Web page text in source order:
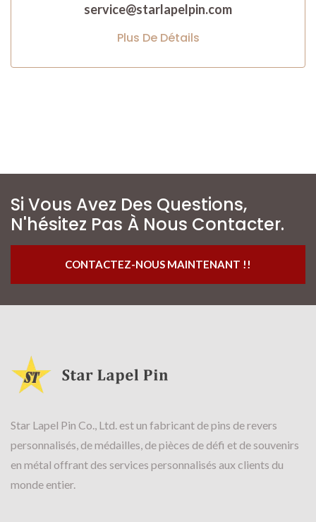
service@starlapelpin.com
Plus De Détails
Si Vous Avez Des Questions,
N'hésitez Pas À Nous Contacter.
CONTACTEZ-NOUS MAINTENANT !!
Star Lapel Pin Co., Ltd. est un fabricant de pins de revers
personnalisés, de médailles, de pièces de défi et de souvenirs
en métal offrant des services personnalisés aux clients du
monde entier.